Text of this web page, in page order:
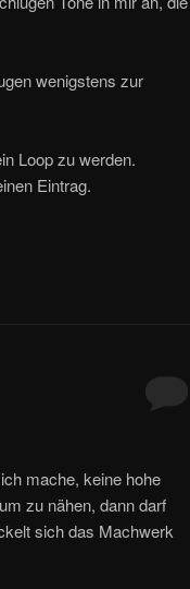
wenigstens zur
Loop zu werden.
Eintrag.
mache, keine hohe
zu nähen, dann darf
sich das Machwerk